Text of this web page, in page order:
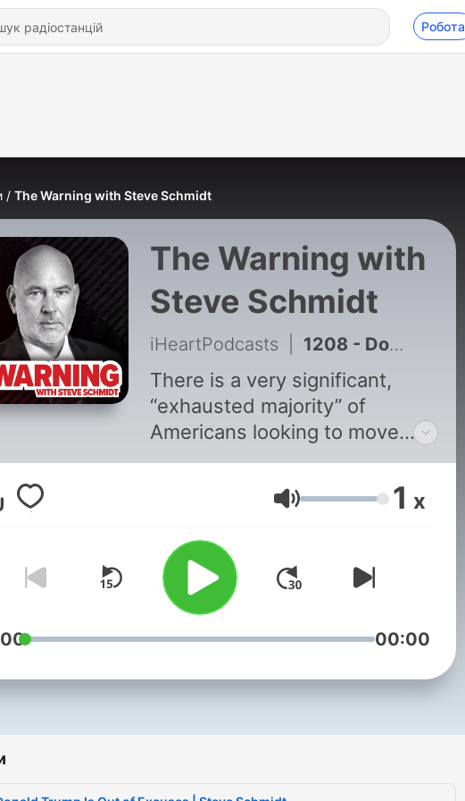
Робота
The Warning with Steve Schmidt
The Warning with
Steve Schmidt
iHeartPodcasts 1208 - Donald Trump Is Out of Excuses | Steve Schmidt
There is a very significant,
“exhausted majority” of
Americans looking to move
past this rotten moment in
American life. They have lost
trust and faith in government,
business, media and not-for-
profit institutions at a moment
of technological, cultural and
economic upheaval. Fascism
did not rise in the 1930s
rather, because democracy
repeating itself with a new
America. On the podcast –
Гучність 1 x
00:00